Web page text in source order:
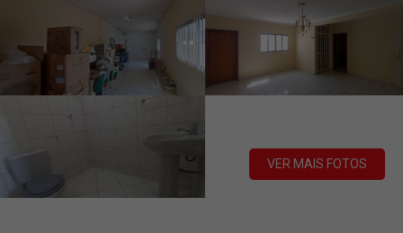
VER MAIS FOTOS